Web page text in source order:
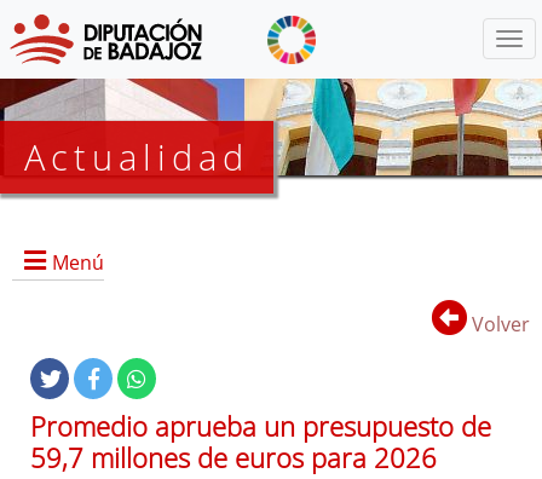
Actualidad
Menú
Noticias
Lista
de
distribución
Volver
Promedio aprueba un presupuesto de
59,7 millones de euros para 2026